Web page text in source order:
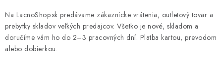
e
p
r
v
Na LacnoShop.sk predávame zákaznícke vrátenia, outletový tovar a
prebytky skladov veľkých predajcov. Všetko je nové, skladom a
doručíme vám ho do 2–3 pracovných dní. Platba kartou, prevodom
alebo dobierkou.